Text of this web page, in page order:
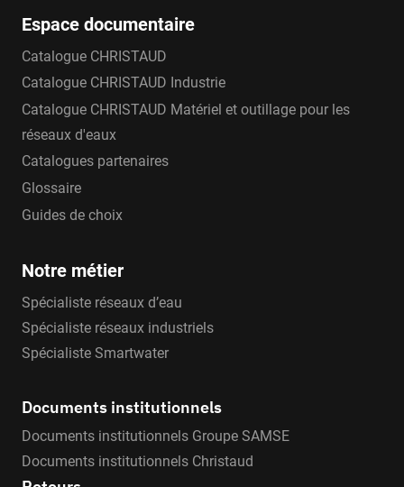
Espace documentaire
Catalogue CHRISTAUD
Catalogue CHRISTAUD Industrie
Catalogue CHRISTAUD Matériel et outillage pour les
réseaux d'eaux
Catalogues partenaires
Glossaire
Guides de choix
Notre métier
Spécialiste réseaux d’eau
Spécialiste réseaux industriels
Spécialiste Smartwater
Documents institutionnels
Documents institutionnels Groupe SAMSE
Documents institutionnels Christaud